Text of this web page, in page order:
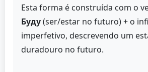
Esta forma é construída com o
Буду(ser/estar no futuro) + o
imperfetivo, descrevendo um
duradouro no futuro.